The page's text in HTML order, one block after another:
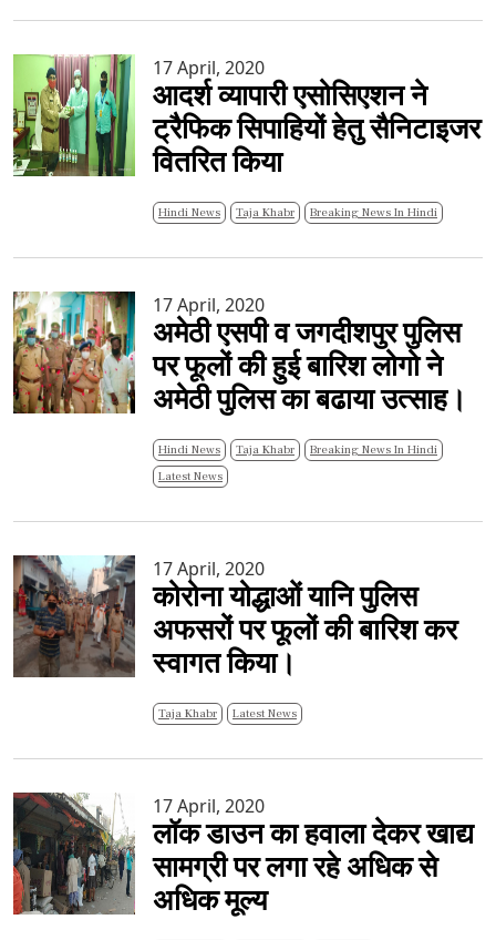
17 April, 2020
आदर्श व्यापारी एसोसिएशन ने
ट्रैफिक सिपाहियों हेतु सैनिटाइजर
वितरित किया
Hindi News Taja Khabr Breaking News In Hindi
17 April, 2020
अमेठी एसपी व जगदीशपुर पुलिस
पर फूलों की हुई बारिश लोगो ने
अमेठी पुलिस का बढाया उत्साह।
Hindi News Taja Khabr
Breaking News In Hindi
Latest News
17 April, 2020
कोरोना योद्धाओं यानि पुलिस
अफसरों पर फूलों की बारिश कर
स्वागत किया।
Taja Khabr Latest News
17 April, 2020
लॉक डाउन का हवाला देकर खाद्य
सामग्री पर लगा रहे अधिक से
अधिक मूल्य